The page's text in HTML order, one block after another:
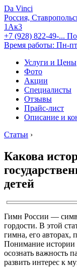
Da Vinci
Россия,
1Ак3
+7 (928) 822-49-...
Время работы: Пн-
Услуги и Цены
Фото
Акции
Специалисты
Отзывы
Прайс-лист
Описание и
Статьи ›
Какова
детей
Гимн России —
гордости. В этой
гимна, его авторах,
Понимание
осознать важность
развить интерес к